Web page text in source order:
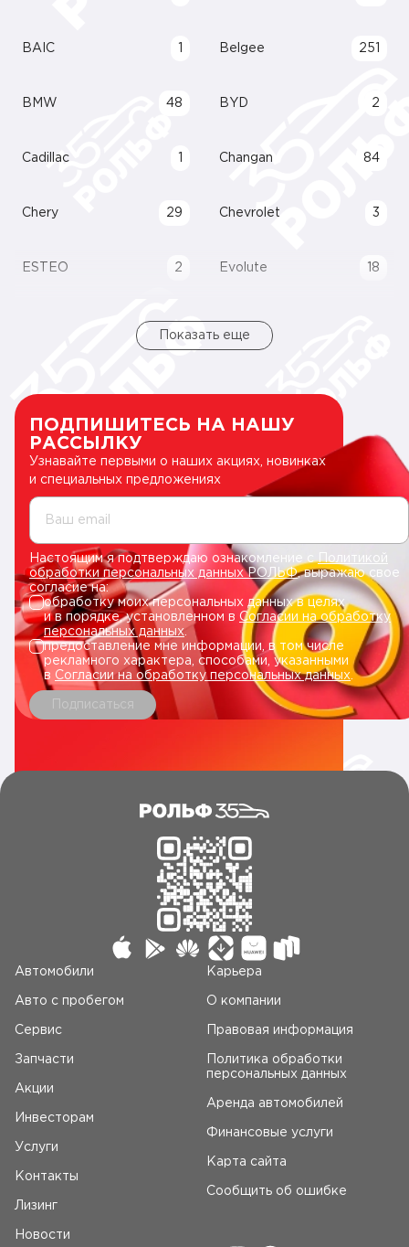
BAIC Belgee 251
BMW 48 BYD 2
Cadillac Changan 84
Chery 29 Chevrolet 3
ESTEO 2 Evolute 18
Показать еще
ПОДПИШИТЕСЬ НА НАШУ
РАССЫЛКУ
Узнавайте первыми о наших акциях, новинках
и специальных предложениях
Ваш email
Настоящим я подтверждаю ознакомление сПолитикой
обработки персональных данных РОЛЬФ, выражаю свое
согласие на:
обработку моих персональных данных в целях
и в порядке, установленном в Согласии на обработку
персональных данных.
предоставление мне информации, в том числе
рекламного характера, способами, указанными
в Согласии на обработку персональных данных
Подписаться
Автомобили
Авто c пробегом
Сервис
Запчасти
Акции
Инвесторам
Услуги
Контакты
Лизинг
Новости
Карьера
О компании
Правовая информация
Политика обработки
персональных данных
Аренда автомобилей
Финансовые услуги
Карта сайта
Сообщить об ошибке